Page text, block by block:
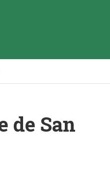
de San